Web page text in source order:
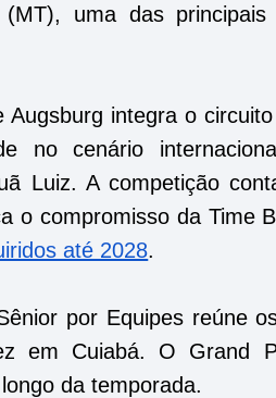
uma das principais
integra o
no cenário
Luiz. A competição
o compromisso da Time
até 2028.
por Equipes reúne
em Cuiabá. O Grand
da temporada.